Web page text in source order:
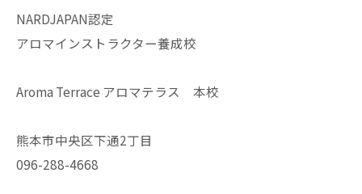
NARDJAPAN認定
アロマインストラクター養成校
Aroma Terrace アロマテラス 本校
熊本市中央区下通2丁目
096-288-4668